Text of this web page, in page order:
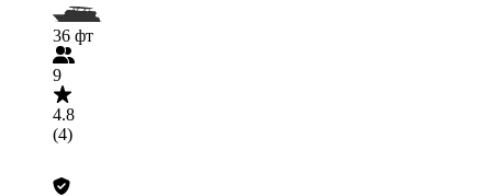
36 фт
9
4.8
(4)